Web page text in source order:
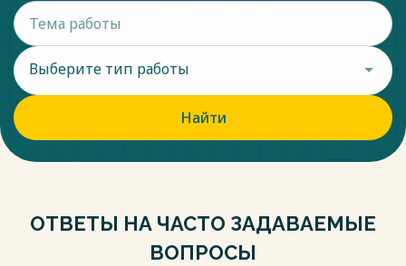
Выберите тип работы
Найти
ОТВЕТЫ НА ЧАСТО ЗАДАВАЕМЫЕ
ВОПРОСЫ